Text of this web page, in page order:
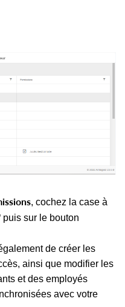
, cochez la case à
puis sur le bouton
de créer les
ainsi que modifier les
et des employés
avec votre